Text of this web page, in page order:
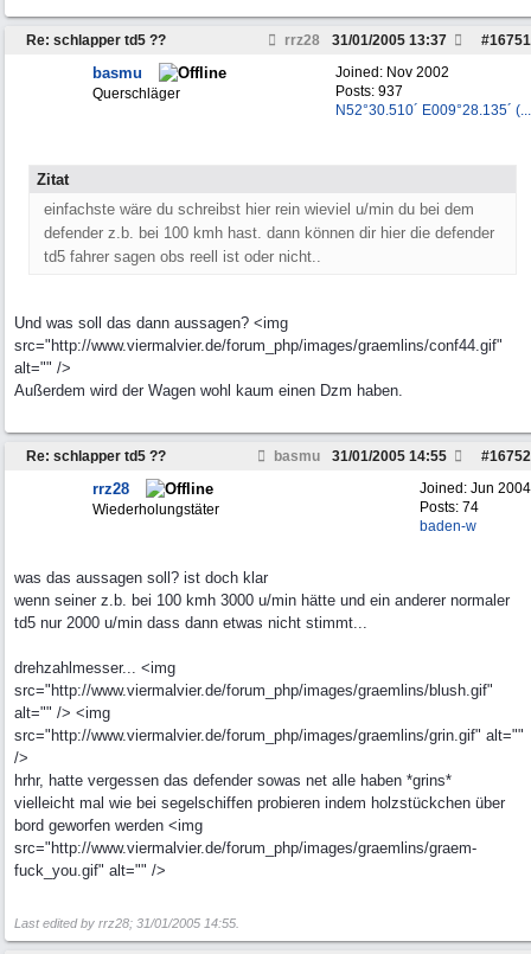
Re: schlapper td5 ?? rrz28 #16751
31/01/2005 13:37
Joined: Nov 2002
Posts: 937
N52°30.510´ E009°28.135´ (...
basmu
Querschläger
Zitat
einfachste wäre du schreibst hier rein wieviel u/min du bei dem
defender z.b. bei 100 kmh hast. dann können dir hier die defender
td5 fahrer sagen obs reell ist oder nicht..
Und was soll das dann aussagen? <img
src="http://www.viermalvier.de/forum_php/images/graemlins/conf44.gif"
alt="" />
Außerdem wird der Wagen wohl kaum einen Dzm haben.
Re: schlapper td5 ?? basmu #16752
31/01/2005 14:55
Joined: Jun 2004
Posts: 74
baden-w
rrz28
Wiederholungstäter
was das aussagen soll? ist doch klar
wenn seiner z.b. bei 100 kmh 3000 u/min hätte und ein anderer normaler
td5 nur 2000 u/min dass dann etwas nicht stimmt...
drehzahlmesser... <img
src="http://www.viermalvier.de/forum_php/images/graemlins/blush.gif"
alt="" /> <img
src="http://www.viermalvier.de/forum_php/images/graemlins/grin.gif" alt=""
/>
hrhr, hatte vergessen das defender sowas net alle haben *grins*
vielleicht mal wie bei segelschiffen probieren indem holzstückchen über
bord geworfen werden <img
src="http://www.viermalvier.de/forum_php/images/graemlins/graem-
fuck_you.gif" alt="" />
Last edited by rrz28; 31/01/2005 14:55